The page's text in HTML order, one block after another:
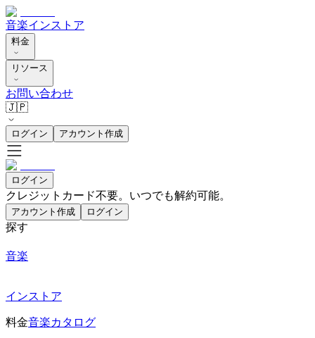
音楽インストア
料金
リソース
お問い合わせ
🇯🇵
ログイン アカウント作成
ログイン
クレジットカード不要。いつでも解約可能。
アカウント作成 ログイン
探す
音楽
インストア
料金音楽カタログ